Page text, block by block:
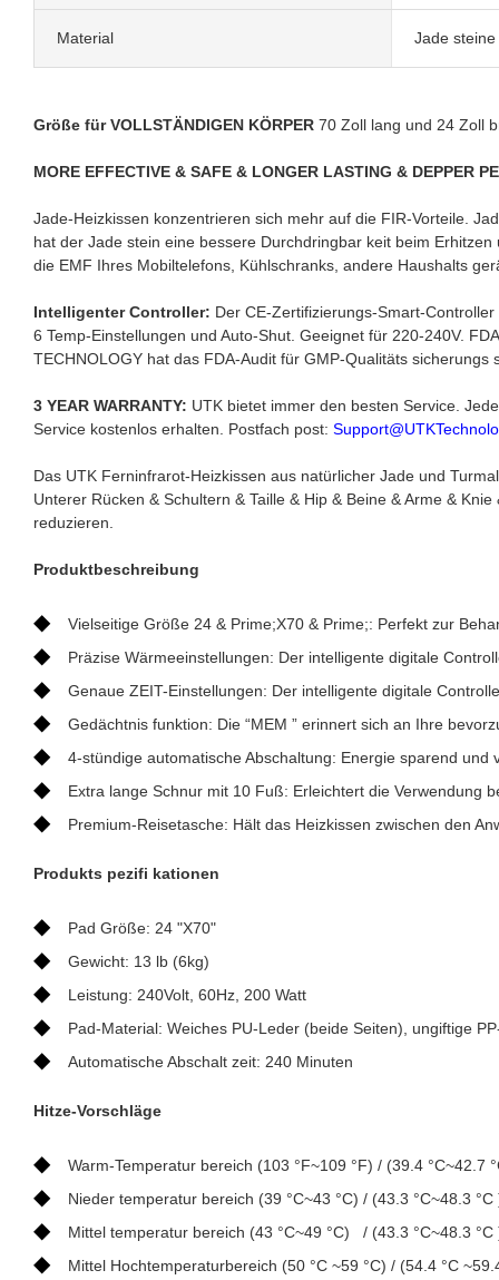
Material Jade steine
Größe für VOLLSTÄNDIGEN KÖRPER 70 Zoll lang und 24 Zoll
MORE EFFECTIVE & SAFE & LONGER LASTING & DEPPER
Jade-Heizkissen konzentrieren sich mehr auf die FIR-Vorteile.
hat der Jade stein eine bessere Durchdringbar keit beim
die EMF Ihres Mobiltelefons, Kühlschranks, andere Haushalts
Intelligenter Controller: Der CE-Zertifizierungs-Smart-
6 Temp-Einstellungen und Auto-Shut. Geeignet für 220-240V.
TECHNOLOGY hat das FDA-Audit für GMP-Qualitäts sicherungs
3 YEAR WARRANTY: UTK bietet immer den besten Service.
Service kostenlos erhalten. Postfach post:
Das UTK Ferninfrarot-Heizkissen aus natürlicher Jade und
Unterer Rücken & Schultern & Taille & Hip & Beine & Arme &
reduzieren.
Produktbeschreibung
◆ Vielseitige Größe 24 & Prime;X70 & Prime;: Perfekt zur
◆ Präzise Wärmeeinstellungen: Der intelligente digitale
◆ Genaue ZEIT-Einstellungen: Der intelligente digitale
◆ Gedächtnis funktion: Die “MEM ” erinnert sich an Ihre
◆ 4-stündige automatische Abschaltung: Energie sparend
◆ Extra lange Schnur mit 10 Fuß: Erleichtert die Verwendung
◆ Premium-Reisetasche: Hält das Heizkissen zwischen den
Produkts pezifi kationen
◆ Pad Größe: 24 "X70"
◆ Gewicht: 13 lb (6kg)
◆ Leistung: 240Volt, 60Hz, 200 Watt
◆ Pad-Material: Weiches PU-Leder (beide Seiten), ungiftige
◆ Automatische Abschalt zeit: 240 Minuten
Hitze-Vorschläge
◆ Warm-Temperatur bereich (103 °F~109 °F) / (39.4 °C~42.7
◆ Nieder temperatur bereich (39 °C~43 °C) / (43.3 °C~48.3 °C
◆ Mittel temperatur bereich (43 °C~49 °C) / (43.3 °C~48.3 °C
◆ Mittel Hochtemperaturbereich (50 °C ~59 °C) / (54.4 °C